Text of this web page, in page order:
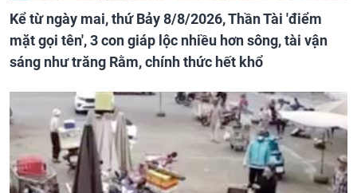
Kể từ ngày mai, thứ Bảy 8/8/2026, Thần Tài 'điểm
mặt gọi tên', 3 con giáp lộc nhiều hơn sông, tài vận
sáng như trăng Rằm, chính thức hết khổ